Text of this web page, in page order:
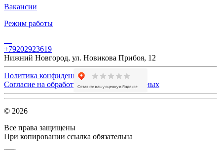
Вакансии
Режим работы
+79202923619
Нижний Новгород, ул. Новикова Прибоя, 12
Политика конфиденциальности
Согласие на обработку персональных данных
© 2026
Все права защищены
При копировании ссылка обязательна